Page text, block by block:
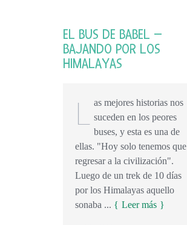
EL BUS DE BABEL –
BAJANDO POR LOS
HIMALAYAS
L as mejores historias nos
suceden en los peores
buses, y esta es una de
ellas. "Hoy solo tenemos que
regresar a la civilización".
Luego de un trek de 10 días
por los Himalayas aquello
sonaba ...
Leer más